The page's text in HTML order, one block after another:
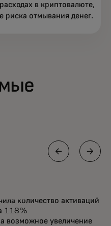
в криптовалюте,
риска отмывания денег.
ИИ для
opens in a new tab
количество активаций
118%
возможное увеличение